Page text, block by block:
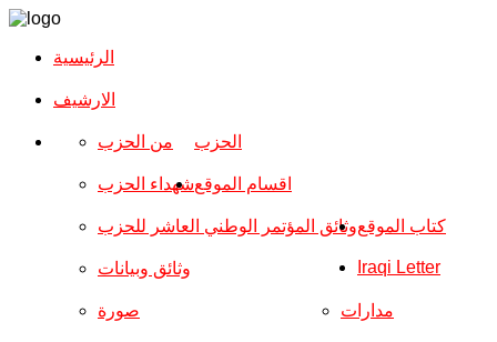
الرئيسية
الارشیف
الحزب من الحزب
شهداء الحزب
وثائق المؤتمر الوطني العاشر للحزب
وثائق وبيانات
اقسام الموقع
صورة مدارات
كتاب الموقع
Iraqi Letter